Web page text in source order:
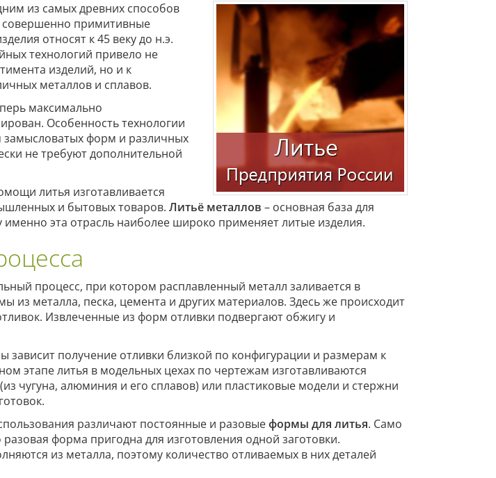
из самых древних способов
примитивные
относят к 45 веку до н.э.
технологий привело не
изделий, но и к
металлов и сплавов.
максимально
Особенность технологии
замысловатых форм и различных
не требуют дополнительной
литья изготавливается
и бытовых товаров. Литьё металлов – основная база для
эта отрасль наиболее широко применяет литые изделия.
процесс, при котором расплавленный металл заливается в
из металла, песка, цемента и других материалов. Здесь же происходит
Извлеченные из форм отливки подвергают обжигу и
зависит получение отливки близкой по конфигурации и размерам к
этапе литья в модельных цехах по чертежам изготавливаются
чугуна, алюминия и его сплавов) или пластиковые модели и стержни
различают постоянные и разовыеформы для литья. Само
форма пригодна для изготовления одной заготовки.
из металла, поэтому количество отливаемых в них деталей